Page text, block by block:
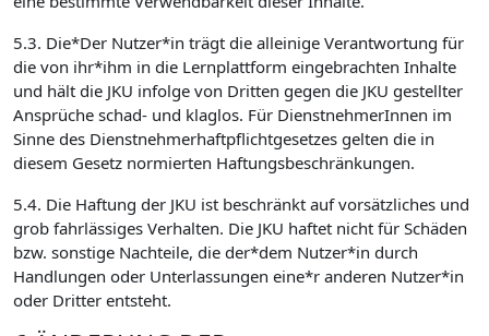
5.3. Die*Der Nutzer*in trägt die alleinige Verantwortung für
die von ihr*ihm in die Lernplattform eingebrachten Inhalte
und hält die JKU infolge von Dritten gegen die JKU gestellter
Ansprüche schad- und klaglos. Für DienstnehmerInnen im
Sinne des Dienstnehmerhaftpflichtgesetzes gelten die in
diesem Gesetz normierten Haftungsbeschränkungen.
5.4. Die Haftung der JKU ist beschränkt auf vorsätzliches und
grob fahrlässiges Verhalten. Die JKU haftet nicht für Schäden
bzw. sonstige Nachteile, die der*dem Nutzer*in durch
Handlungen oder Unterlassungen eine*r anderen Nutzer*in
oder Dritter entsteht.